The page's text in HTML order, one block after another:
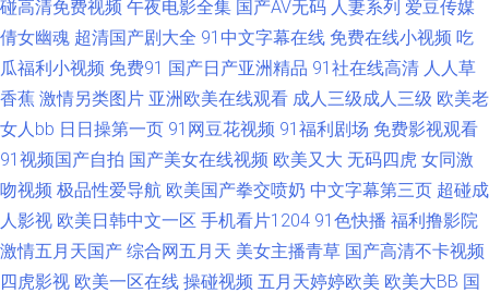
免费观看视频 91中文资源在线 国产91在线视频看看 九色PORNY95 国产午
夜福利一区二区 欧美亚洲日韩国产其它 91福利0 AV操B 九九视频网 欧美日
韩国产成人 香蕉黄色免费网站 91九色国产精东 91伪娘 变态另类先锋 国产精
品一二 日韩成人黄色免费网站 91pron福利 91丝足网页 国产精品一级久久 男
人的天堂91 日韩无码不卡网 在线中文字幕网站日韩 91啦露脸熟女 超碰色91
久久思精品视频 深夜福利91 91AV福利精品 91乱子伦国产乱子伦 99国产精
碰高清免费视频 午夜电影全集 国产AV无码 人妻系列 爱豆传媒
倩女幽魂 超清国产剧大全 91中文字幕在线 免费在线小视频 吃
瓜福利小视频 免费91 国产日产亚洲精品 91社在线高清 人人草
香蕉 激情另类图片 亚洲欧美在线观看 成人三级成人三级 欧美老
女人bb 日日操第一页 91网豆花视频 91福利剧场 免费影视观看
91视频国产自拍 国产美女在线视频 欧美又大 无码四虎 女同激
吻视频 极品性爱导航 欧美国产拳交喷奶 中文字幕第三页 超碰成
人影视 欧美日韩中文一区 手机看片1204 91色快播 福利撸影院
激情五月天国产 综合网五月天 美女主播青草 国产高清不卡视频
四虎影视 欧美一区在线 操碰视频 五月天婷婷欧美 欧美大BB 国